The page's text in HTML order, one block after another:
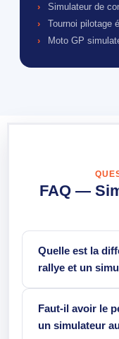
Simulateur de
Tournoi pilotage
Moto GP
FAQ —
Quelle est la
rallye et un
Faut-il avoir le
un simulateur